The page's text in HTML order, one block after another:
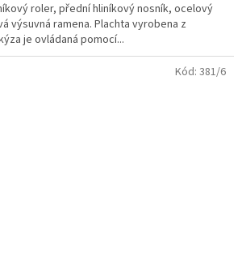
roler, přední hliníkový nosník, ocelový
výsuvná ramena. Plachta vyrobena z
je ovládaná pomocí...
Kód: 381/6